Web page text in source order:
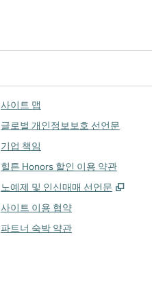
사이트 맵
글로벌 개인정보보호 선언문
기업 책임
힐튼 Honors 할인 이용 약관
노예제 및 인신매매 선언문
,
사이트 이용 협약
파트너 숙박 약관